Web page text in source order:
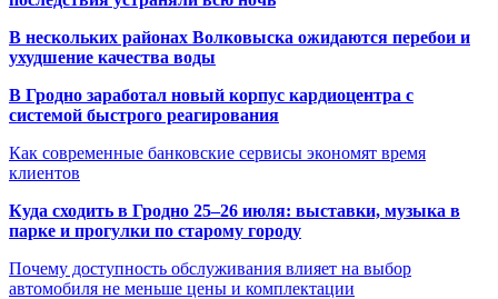
В нескольких районах Волковыска ожидаются перебои и
ухудшение качества воды
В Гродно заработал новый корпус кардиоцентра с
системой быстрого реагирования
Как современные банковские сервисы экономят время
клиентов
Куда сходить в Гродно 25–26 июля: выставки, музыка в
парке и прогулки по старому городу
Почему доступность обслуживания влияет на выбор
автомобиля не меньше цены и комплектации